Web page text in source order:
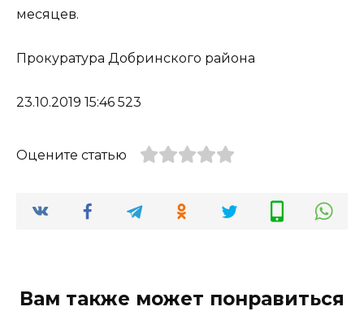
месяцев.
Прокуратура Добринского района
23.10.2019 15:46 523
Оцените статью
Вам также может понравиться